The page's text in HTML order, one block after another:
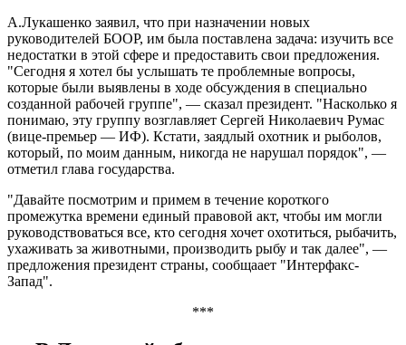
А.Лукашенко заявил, что при назначении новых
руководителей БООР, им была поставлена задача: изучить все
недостатки в этой сфере и предоставить свои предложения.
"Сегодня я хотел бы услышать те проблемные вопросы,
которые были выявлены в ходе обсуждения в специально
созданной рабочей группе", — сказал президент. "Насколько я
понимаю, эту группу возглавляет Сергей Николаевич Румас
(вице-премьер — ИФ). Кстати, заядлый охотник и рыболов,
который, по моим данным, никогда не нарушал порядок", —
отметил глава государства.
"Давайте посмотрим и примем в течение короткого
промежутка времени единый правовой акт, чтобы им могли
руководствоваться все, кто сегодня хочет охотиться, рыбачить,
ухаживать за животными, производить рыбу и так далее", —
предложения президент страны, сообщаает "Интерфакс-
Запад".
***